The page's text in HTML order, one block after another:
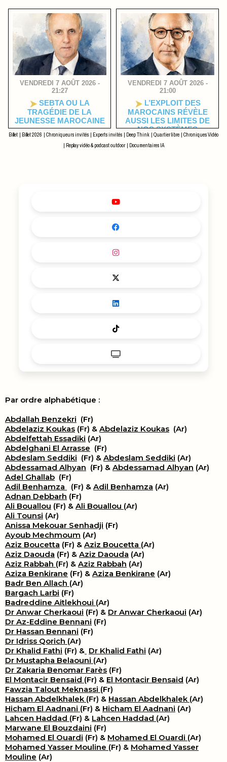
VENDREDI 7 AOÛT 2026 -
21:27
SEBTA OU LA
TRAGÉDIE DE LA
JEUNESSE MAROCAINE
VENDREDI 7 AOÛT 2026 -
21:00
L’EXPLOIT DES
MAROCAINS RÉVÈLE
AUSSI LES LIMITES DE
NOS SYSTÈMES
Billet | Billet 2026 | Chroniqueurs invités | Experts invités | Deep Think | Quartier libre | Chroniques Vidéo
| Replay vidéo & podcast outdoor | Documentaires IA
Par ordre alphabétique :
Abdallah Benzekri (Fr)
Abdelaziz Koukas (Fr) & Abdelaziz Koukas (Ar)
Abdelfettah Essadiki (Ar)
Abdelghani El Arrasse (Fr)
Abdeslam Seddiki (Fr) & Abdeslam Seddiki (Ar)
Abdessamad Alhyan (Fr) & Abdessamad Alhyan (Ar)
Adel Ghallab (Fr)
Adil Benhamza
(Fr) & Adil Benhamza (Ar)
Adnan Debbarh (Fr)
Ali Bouallou (Fr) & Ali Bouallou (Ar)
Ali Tounsi (Ar)
Anissa Mekouar Senhadji (Fr)
Ayoub Mechmoum (Ar)
Aziz Boucetta (Fr) & Aziz Boucetta (Ar)
Aziz Daouda (Fr) & Aziz Daouda (Ar)
Aziz Rabbah (Fr) & Aziz Rabbah (Ar)
Aziza Benkirane (Fr) & Aziza Benkirane (Ar)
Badr Ben Allach (Ar)
Bargach Larbi (Fr)
Badreddine Aitlekhoui (Ar)
Dr Anwar Cherkaoui (Fr) & Dr Anwar Cherkaoui (Ar)
Dr Az-Eddine Bennani (Fr)
Dr Hassan Bennani (Fr)
Dr Idriss Qorich (Ar)
Dr Khalid Fathi (Fr) & Dr Khalid Fathi (Ar)
Dr Mustapha Belaouni (Ar)
Dr Zakaria Benomar Farès (Fr)
El Montacir Bensaid (Fr) & El Montacir Bensaid (Ar)
Fawzia Talout Meknassi (Fr)
Hassan Abdelkhalek (Fr) & Hassan Abdelkhalek (Ar)
Hicham El Aadnani (Fr) & Hicham El Aadnani (Ar)
Lahcen Haddad (Fr) & Lahcen Haddad (Ar)
Marwane El Bouzdaini (Fr)
Mohamed El Ouardi (Fr) & Mohamed El Ouardi (Ar)
Mohamed Yasser Mouline (Fr) & Mohamed Yasser
Mouline (Ar)